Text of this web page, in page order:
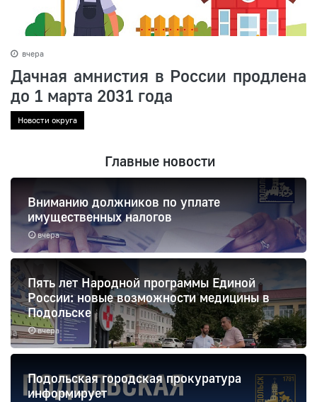
вчера
Дачная амнистия в России продлена
до 1 марта 2031 года
Новости округа
Главные новости
вчера
Вниманию должников по уплате
имущественных налогов
вчера
Пять лет Народной программы Единой
России: новые возможности медицины в
Подольске
Подольская городская прокуратура
информирует